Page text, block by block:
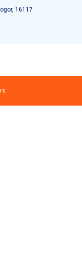
16117